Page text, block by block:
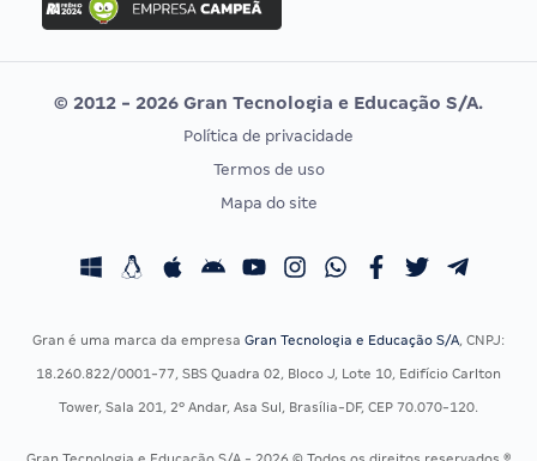
Concurso MPU
Editais publicados
Vunesp
CONCURSOS POR PROFISSÃO
Concursos Fiscais
EXAME DE ORDEM
Calendário OAB
© 2012 - 2026 Gran Tecnologia e Educação S/A.
Política de privacidade
Termos de uso
Mapa do site
Gran é uma marca da empresa Gran Tecnologia e Educação S/A, CNPJ:
18.260.822/0001-77, SBS Quadra 02, Bloco J, Lote 10, Edifício Carlton
Tower, Sala 201, 2º Andar, Asa Sul, Brasília-DF, CEP 70.070-120.